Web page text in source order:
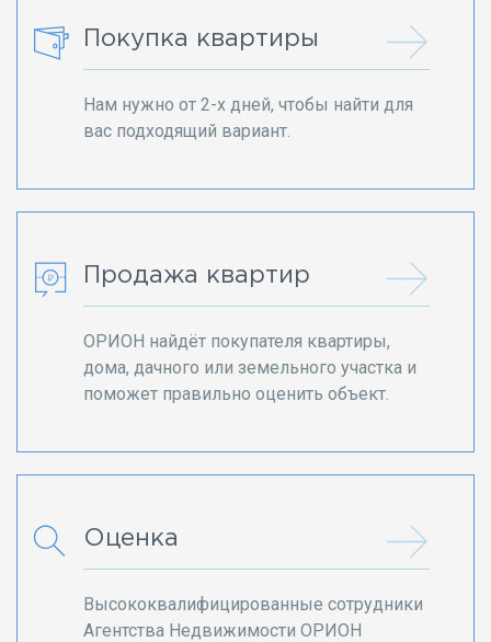
Покупка квартиры
Нам нужно от 2-х дней, чтобы найти для
вас подходящий вариант.
Продажа квартир
ОРИОН найдёт покупателя квартиры,
дома, дачного или земельного участка и
поможет правильно оценить объект.
Оценка
Высококвалифицированные сотрудники
Агентства Недвижимости ОРИОН